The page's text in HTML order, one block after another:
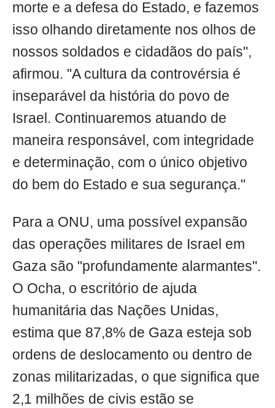
morte e a defesa do Estado, e fazemos
isso olhando diretamente nos olhos de
nossos soldados e cidadãos do país",
afirmou. "A cultura da controvérsia é
inseparável da história do povo de
Israel. Continuaremos atuando de
maneira responsável, com integridade
e determinação, com o único objetivo
do bem do Estado e sua segurança."
Para a ONU, uma possível expansão
das operações militares de Israel em
Gaza são "profundamente alarmantes".
O Ocha, o escritório de ajuda
humanitária das Nações Unidas,
estima que 87,8% de Gaza esteja sob
ordens de deslocamento ou dentro de
zonas militarizadas, o que significa que
2,1 milhões de civis estão se